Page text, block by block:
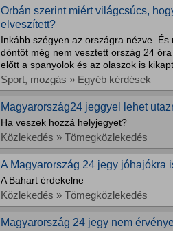
Orbán szerint miért világcsúcs,
elveszített?
Inkább szégyen az országra nézve.
döntőt még nem vesztett ország 24
előtt a spanyolok és az olaszok is
Sport, mozgás » Egyéb kérdések
Magyarország24 jeggyel lehet
Ha veszek hozzá helyjegyet?
Közlekedés » Tömegközlekedés
A Magyarország 24 jegy jóhajókra
A Bahart érdekelne
Közlekedés » Tömegközlekedés
Magyarország 24 jegy nem